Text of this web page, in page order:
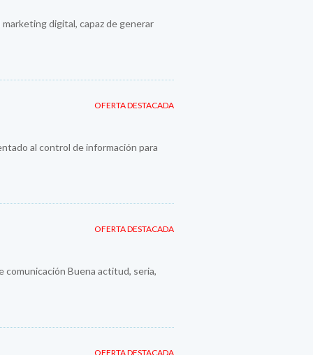
digital, capaz de generar
OFERTA DESTACADA
al control de información para
OFERTA DESTACADA
comunicación Buena actitud, seria,
OFERTA DESTACADA